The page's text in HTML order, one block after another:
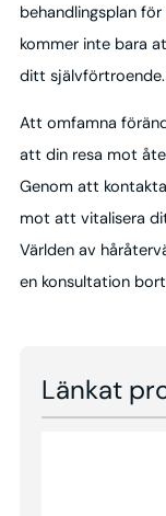
behandlingsplan
kommer inte bara
ditt självförtroende.
Att omfamna
att din resa mot
Genom att
mot att vitalisera
Världen av
en konsultation
Länkat